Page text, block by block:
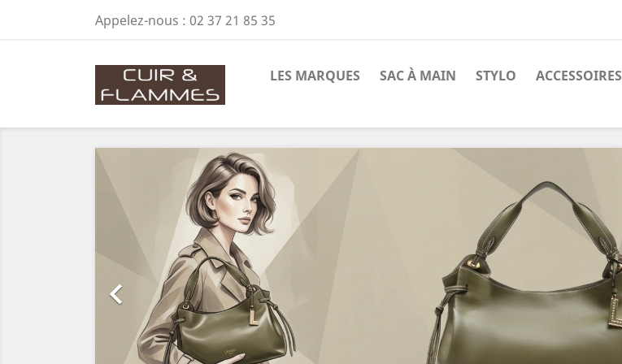
Appelez-nous : 02 37 21 85 35
LES MARQUES SAC À MAIN STYLO ACCESSOIRES

Précédent